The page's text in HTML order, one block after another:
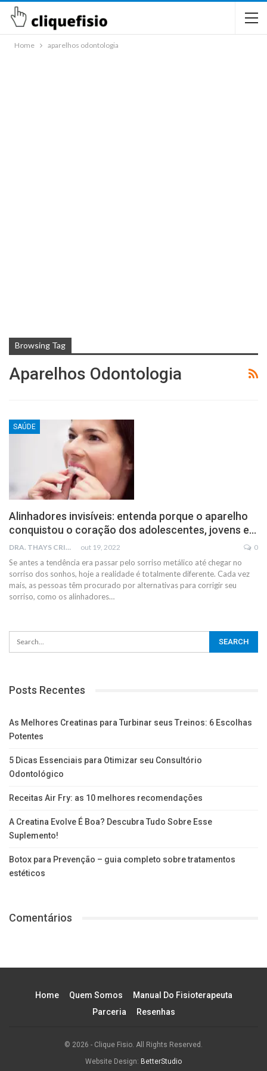
Home aparelhos odontologia
Browsing Tag
Aparelhos Odontologia
SAÚDE
Alinhadores invisíveis: entenda porque o aparelho
conquistou o coração dos adolescentes, jovens e…
DRA. THAYS CRISTINA RODRIGUES out 19, 2022 0
Se antes a tendência era passar pelo sorriso metálico até chegar no
sorriso dos sonhos, hoje a realidade é totalmente diferente. Cada vez
mais, as pessoas têm procurado por alternativas para corrigir seu
sorriso, como os alinhadores…
Posts Recentes
As Melhores Creatinas para Turbinar seus Treinos: 6 Escolhas
Potentes
5 Dicas Essenciais para Otimizar seu Consultório
Odontológico
Receitas Air Fry: as 10 melhores recomendações
A Creatina Evolve É Boa? Descubra Tudo Sobre Esse
Suplemento!
Botox para Prevenção – guia completo sobre tratamentos
estéticos
Comentários
Home Quem Somos
Manual Do Fisioterapeuta
Parceria
Resenhas
© 2026 - Clique Fisio. All Rights Reserved.
Website Design: BetterStudio